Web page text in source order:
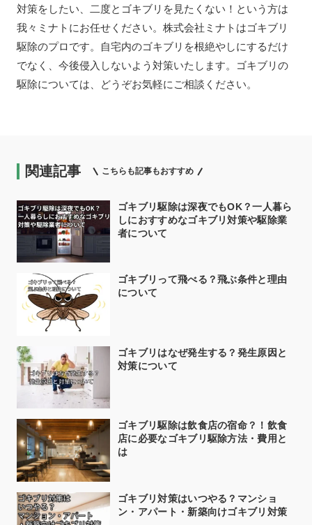
対策をしたい、二度とゴキブリを見たくない！という方は
我々ミナトにお任せください。株式会社ミナトはゴキブリ
駆除のプロです。自宅内のゴキブリを根絶やしにするだけ
でなく、今後侵入しないよう対策いたします。ゴキブリの
駆除については、どうぞお気軽にご相談ください。
関連記事 こちらも記事もおすすめ
ゴキブリ駆除は深夜でもOK？一人暮ら
しにおすすめなゴキブリ対策や駆除業
者について
ゴキブリって飛べる？飛ぶ条件と理由
について
ゴキブリはなぜ発生する？発生原因と
対策について
ゴキブリ駆除は飲食店の宿命？！飲食
店に必要なゴキブリ駆除方法・費用と
は
ゴキブリ対策はいつやる？マンショ
ン・アパート・新築向けゴキブリ対策